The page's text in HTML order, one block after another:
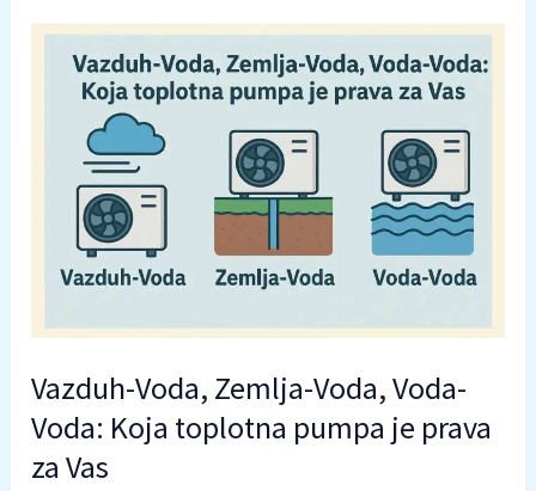
Vazduh-Voda, Zemlja-Voda, Voda-
Voda: Koja toplotna pumpa je prava
za Vas